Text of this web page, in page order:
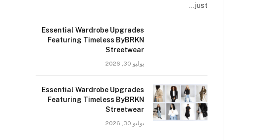
just…
Essential Wardrobe Upgrades
Featuring Timeless ByBRKN
Streetwear
يوليو 30, 2026
Essential Wardrobe Upgrades
Featuring Timeless ByBRKN
Streetwear
يوليو 30, 2026